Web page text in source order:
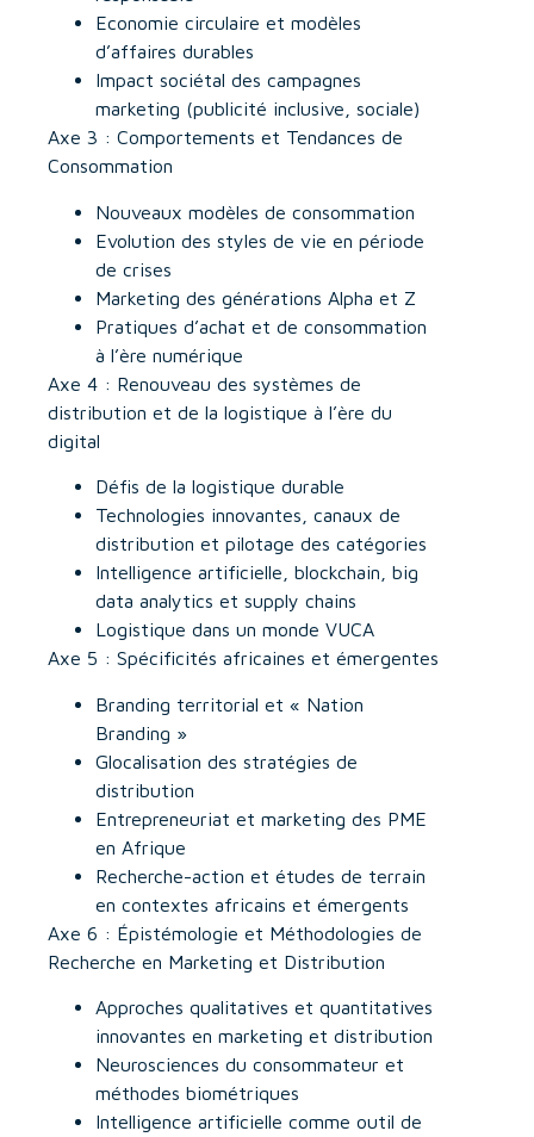
Economie circulaire et modèles
d’affaires durables
Impact sociétal des campagnes
marketing (publicité inclusive, sociale)
Axe 3 : Comportements et Tendances de
Consommation
Nouveaux modèles de consommation
Evolution des styles de vie en période
de crises
Marketing des générations Alpha et Z
Pratiques d’achat et de consommation
à l’ère numérique
Axe 4 : Renouveau des systèmes de
distribution et de la logistique à l’ère du
digital
Défis de la logistique durable
Technologies innovantes, canaux de
distribution et pilotage des catégories
Intelligence artificielle, blockchain, big
data analytics et supply chains
Logistique dans un monde VUCA
Axe 5 : Spécificités africaines et émergentes
Branding territorial et « Nation
Branding »
Glocalisation des stratégies de
distribution
Entrepreneuriat et marketing des PME
en Afrique
Recherche-action et études de terrain
en contextes africains et émergents
Axe 6 : Épistémologie et Méthodologies de
Recherche en Marketing et Distribution
Approches qualitatives et quantitatives
innovantes en marketing et distribution
Neurosciences du consommateur et
méthodes biométriques
Intelligence artificielle comme outil de